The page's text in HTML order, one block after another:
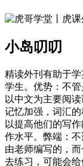
小岛叨叨
精读外刊有助于
学生。优势：不
以中文为主要阅
记忆加强，词汇
以提高他们的写
作水平。弊端：
由老师编写的，
去练习，可能会